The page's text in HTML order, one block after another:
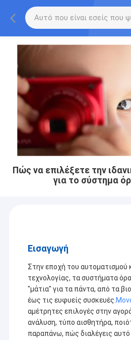
Πώς να επιλέξετε την
για το σύστημα
Εισαγωγή
Στην εποχή του αυτοματισμού
τεχνολογίας, τα συστήματα
"μάτια" για τα πάντα, από τα
έως τις ευφυείς συσκευές.
αμέτρητες επιλογές στην
ανάλυση, τύπο αισθητήρα,
παραπάνω, πώς διαλέγεις αυτό